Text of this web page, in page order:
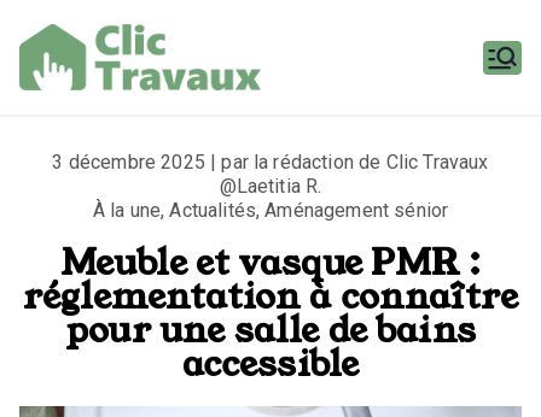
contenu
Travaux
3 décembre 2025 | par la rédaction de Clic Travaux
@Laetitia R.
À la une,Actualités,Aménagement sénior
Meuble et vasque PMR :
réglementation à connaître
pour une salle de bains
accessible